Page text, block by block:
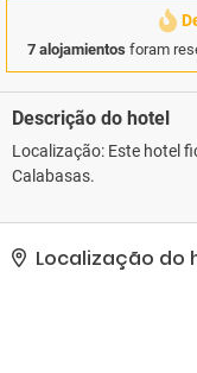
7 alojamientos foram
Descrição do hotel
Localização: Este hotel
Calabasas.
Localização do